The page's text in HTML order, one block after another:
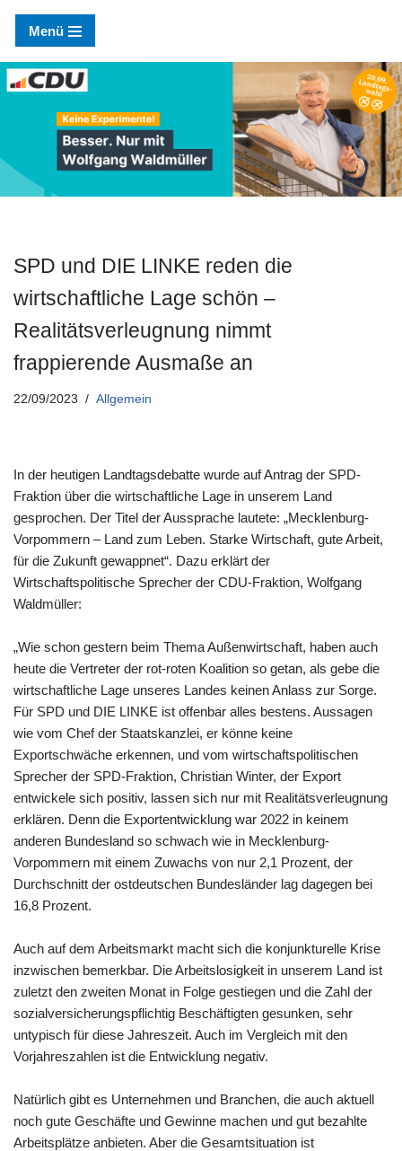
Zum
Inhalt
springen
Menü
SPD und DIE LINKE reden die
wirtschaftliche Lage schön –
Realitätsverleugnung nimmt
frappierende Ausmaße an
22/09/2023 Allgemein
In der heutigen Landtagsdebatte wurde auf Antrag der SPD-
Fraktion über die wirtschaftliche Lage in unserem Land
gesprochen. Der Titel der Aussprache lautete: „Mecklenburg-
Vorpommern – Land zum Leben. Starke Wirtschaft, gute Arbeit,
für die Zukunft gewappnet“. Dazu erklärt der
Wirtschaftspolitische Sprecher der CDU-Fraktion, Wolfgang
Waldmüller:
„Wie schon gestern beim Thema Außenwirtschaft, haben auch
heute die Vertreter der rot-roten Koalition so getan, als gebe die
wirtschaftliche Lage unseres Landes keinen Anlass zur Sorge.
Für SPD und DIE LINKE ist offenbar alles bestens. Aussagen
wie vom Chef der Staatskanzlei, er könne keine
Exportschwäche erkennen, und vom wirtschaftspolitischen
Sprecher der SPD-Fraktion, Christian Winter, der Export
entwickele sich positiv, lassen sich nur mit Realitätsverleugnung
erklären. Denn die Exportentwicklung war 2022 in keinem
anderen Bundesland so schwach wie in Mecklenburg-
Vorpommern mit einem Zuwachs von nur 2,1 Prozent, der
Durchschnitt der ostdeutschen Bundesländer lag dagegen bei
16,8 Prozent.
Auch auf dem Arbeitsmarkt macht sich die konjunkturelle Krise
inzwischen bemerkbar. Die Arbeitslosigkeit in unserem Land ist
zuletzt den zweiten Monat in Folge gestiegen und die Zahl der
sozialversicherungspflichtig Beschäftigten gesunken, sehr
untypisch für diese Jahreszeit. Auch im Vergleich mit den
Vorjahreszahlen ist die Entwicklung negativ.
Natürlich gibt es Unternehmen und Branchen, die auch aktuell
noch gute Geschäfte und Gewinne machen und gut bezahlte
Arbeitsplätze anbieten. Aber die Gesamtsituation ist